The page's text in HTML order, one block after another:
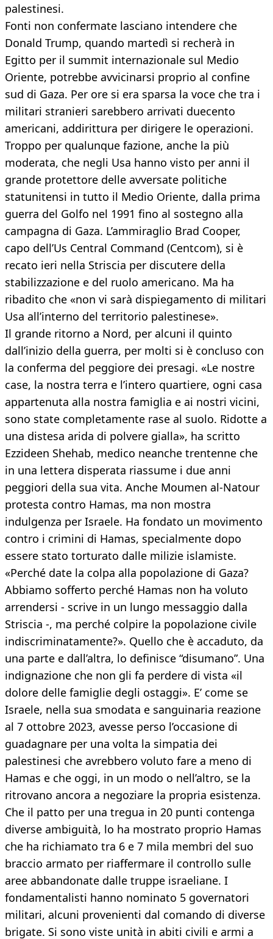
palestinesi.
Fonti non confermate lasciano intendere che
Donald Trump, quando martedì si recherà in
Egitto per il summit internazionale sul Medio
Oriente, potrebbe avvicinarsi proprio al confine
sud di Gaza. Per ore si era sparsa la voce che tra i
militari stranieri sarebbero arrivati duecento
americani, addirittura per dirigere le operazioni.
Troppo per qualunque fazione, anche la più
moderata, che negli Usa hanno visto per anni il
grande protettore delle avversate politiche
statunitensi in tutto il Medio Oriente, dalla prima
guerra del Golfo nel 1991 fino al sostegno alla
campagna di Gaza. L’ammiraglio Brad Cooper,
capo dell’Us Central Command (Centcom), si è
recato ieri nella Striscia per discutere della
stabilizzazione e del ruolo americano. Ma ha
ribadito che «non vi sarà dispiegamento di militari
Usa all’interno del territorio palestinese».
Il grande ritorno a Nord, per alcuni il quinto
dall’inizio della guerra, per molti si è concluso con
la conferma del peggiore dei presagi. «Le nostre
case, la nostra terra e l’intero quartiere, ogni casa
appartenuta alla nostra famiglia e ai nostri vicini,
sono state completamente rase al suolo. Ridotte a
una distesa arida di polvere gialla», ha scritto
Ezzideen Shehab, medico neanche trentenne che
in una lettera disperata riassume i due anni
peggiori della sua vita. Anche Moumen al-Natour
protesta contro Hamas, ma non mostra
indulgenza per Israele. Ha fondato un movimento
contro i crimini di Hamas, specialmente dopo
essere stato torturato dalle milizie islamiste.
«Perché date la colpa alla popolazione di Gaza?
Abbiamo sofferto perché Hamas non ha voluto
arrendersi - scrive in un lungo messaggio dalla
Striscia -, ma perché colpire la popolazione civile
indiscriminatamente?». Quello che è accaduto, da
una parte e dall’altra, lo definisce “disumano”. Una
indignazione che non gli fa perdere di vista «il
dolore delle famiglie degli ostaggi». E’ come se
Israele, nella sua smodata e sanguinaria reazione
al 7 ottobre 2023, avesse perso l’occasione di
guadagnare per una volta la simpatia dei
palestinesi che avrebbero voluto fare a meno di
Hamas e che oggi, in un modo o nell’altro, se la
ritrovano ancora a negoziare la propria esistenza.
Che il patto per una tregua in 20 punti contenga
diverse ambiguità, lo ha mostrato proprio Hamas
che ha richiamato tra 6 e 7 mila membri del suo
braccio armato per riaffermare il controllo sulle
aree abbandonate dalle truppe israeliane. I
fondamentalisti hanno nominato 5 governatori
militari, alcuni provenienti dal comando di diverse
brigate. Si sono viste unità in abiti civili e armi a